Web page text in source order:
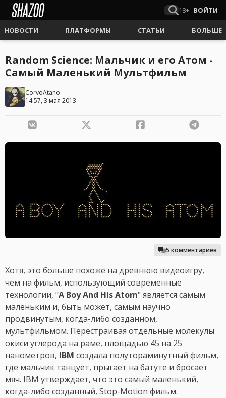
18+ ВОЙТИ
НОВОСТИ ПЛАТФОРМЫ СТАТЬИ БОЛЬШЕ
Random Science: Мальчик и его Атом -
Самый Маленький Мультфильм
CorvoAtano
14:57, 3 мая 2013
5 комментариев
Хотя, это больше похоже на древнюю видеоигру,
чем на фильм, использующий современные
технологии, "A Boy And His Atom" является самым
маленьким и, быть может, самым научно
продвинутым, когда-либо созданном,
мультфильмом. Перестраивая отдельные молекулы
окиси углерода на раме, площадью 45 на 25
нанометров, IBM создала полутораминутный фильм,
где мальчик танцует, прыгает на батуте и бросает
мяч. IBM утверждает, что это самый маленький,
когда-либо созданный, Stop-Motion фильм.